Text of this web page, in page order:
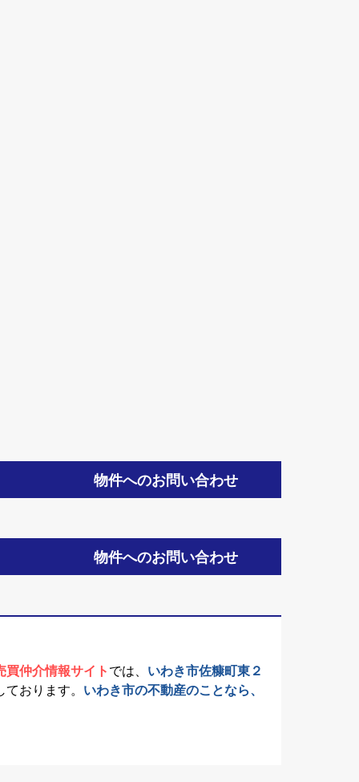
物件へのお問い合わせ
物件へのお問い合わせ
買仲介情報サイト では、 いわき市佐糠町東２
おります。 いわき市の不動産のことなら、